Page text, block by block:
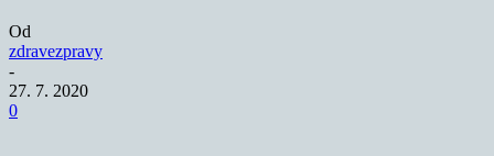
Od
zdravezpravy
-
27. 7. 2020
0